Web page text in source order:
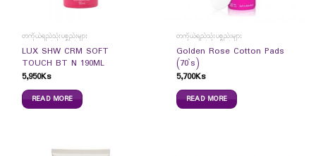
တကိုယ်ရည်သုံးပစ္စည်းများ
LUX SHW CRM SOFT
TOUCH BT N 190ML
5,950Ks
READ MORE
တကိုယ်ရည်သုံးပစ္စည်းများ
Golden Rose Cotton Pads
(70`s)
5,700Ks
READ MORE